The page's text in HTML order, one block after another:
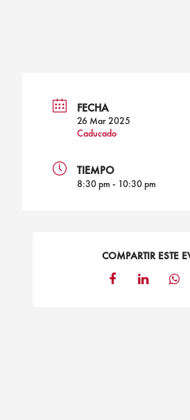
FECHA
26 Mar 2025
Caducado
TIEMPO
8:30 pm - 10:30 pm
COMPARTIR ESTE